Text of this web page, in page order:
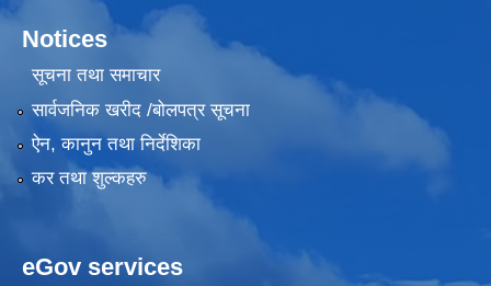
Notices
सूचना तथा समाचार
सार्वजनिक खरीद /बोलपत्र सूचना
ऐन, कानुन तथा निर्देशिका
कर तथा शुल्कहरु
eGov services